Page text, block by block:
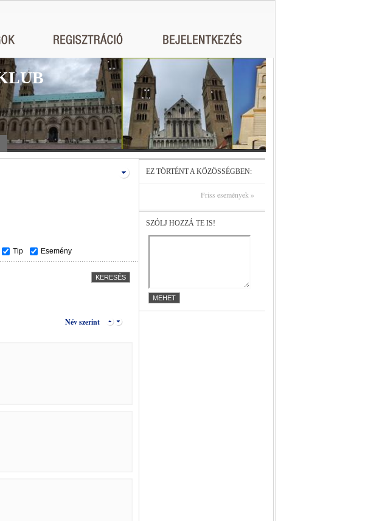
Tip Esemény
Név szerint
EZ TÖRTÉNT A KÖZÖSSÉGBEN:
Friss események »
SZÓLJ HOZZÁ TE IS!